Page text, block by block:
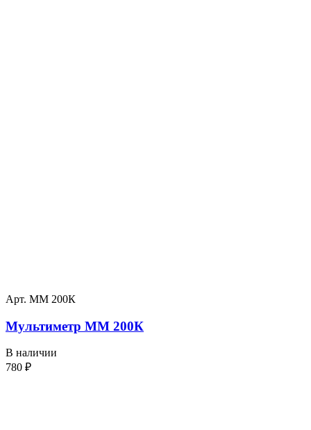
Арт. ММ 200К
Мультиметр ММ 200К
В наличии
780 ₽